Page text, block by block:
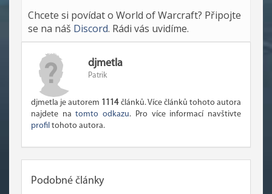
Chcete si povídat o World of Warcraft? Připojte
se na náš Discord. Rádi vás uvidíme.
djmetla
Patrik
djmetla je autorem 1114článků. Více článků tohoto autora
najdete natomto odkazu. Pro více informací navštivte
profil tohoto autora.
Podobné články